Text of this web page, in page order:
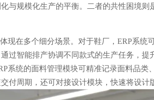
与规模化生产的平衡。二者的共性困境
现在多个细分场景。对于鞋厂，ERP系统
过智能排产协调不同款式的生产任务，
统的面料管理模块可精准记录面料品类
周期，还可对接设计模块，快速将设计